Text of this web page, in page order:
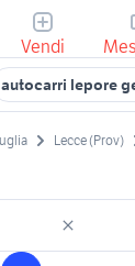
Vendi
autocarri lepore
Lecce (Prov)